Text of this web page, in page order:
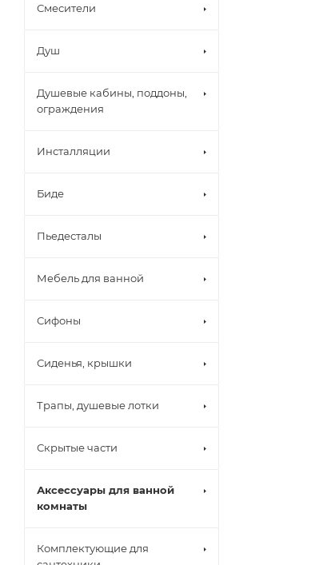
Смесители
Душ
Душевые кабины, поддоны,
ограждения
Инсталляции
Биде
Пьедесталы
Мебель для ванной
Сифоны
Сиденья, крышки
Трапы, душевые лотки
Скрытые части
Аксессуары для ванной
комнаты
Комплектующие для